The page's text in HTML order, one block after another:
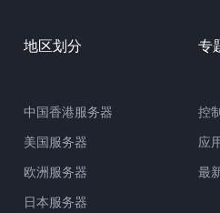
地区划分
中国香港服务器
美国服务器
欧洲服务器
日本服务器
专
控
应
最